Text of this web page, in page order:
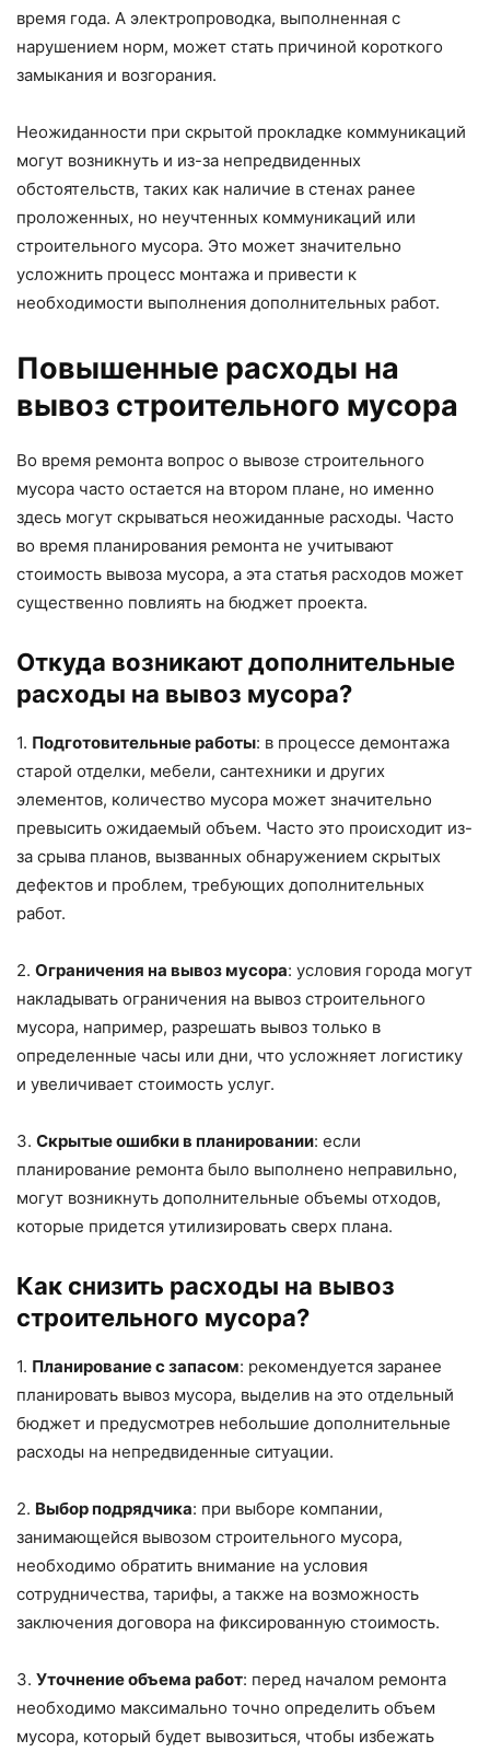
время года. А электропроводка, выполненная с
нарушением норм, может стать причиной короткого
замыкания и возгорания.
Неожиданности при скрытой прокладке коммуникаций
могут возникнуть и из-за непредвиденных
обстоятельств, таких как наличие в стенах ранее
проложенных, но неучтенных коммуникаций или
строительного мусора. Это может значительно
усложнить процесс монтажа и привести к
необходимости выполнения дополнительных работ.
Повышенные расходы на
вывоз строительного мусора
Во время ремонта вопрос о вывозе строительного
мусора часто остается на втором плане, но именно
здесь могут скрываться неожиданные расходы. Часто
во время планирования ремонта не учитывают
стоимость вывоза мусора, а эта статья расходов может
существенно повлиять на бюджет проекта.
Откуда возникают дополнительные
расходы на вывоз мусора?
1. Подготовительные работы: в процессе демонтажа
старой отделки, мебели, сантехники и других
элементов, количество мусора может значительно
превысить ожидаемый объем. Часто это происходит из-
за срыва планов, вызванных обнаружением скрытых
дефектов и проблем, требующих дополнительных
работ.
2. Ограничения на вывоз мусора: условия города могут
накладывать ограничения на вывоз строительного
мусора, например, разрешать вывоз только в
определенные часы или дни, что усложняет логистику
и увеличивает стоимость услуг.
3. Скрытые ошибки в планировании: если
планирование ремонта было выполнено неправильно,
могут возникнуть дополнительные объемы отходов,
которые придется утилизировать сверх плана.
Как снизить расходы на вывоз
строительного мусора?
1. Планирование с запасом: рекомендуется заранее
планировать вывоз мусора, выделив на это отдельный
бюджет и предусмотрев небольшие дополнительные
расходы на непредвиденные ситуации.
2. Выбор подрядчика: при выборе компании,
занимающейся вывозом строительного мусора,
необходимо обратить внимание на условия
сотрудничества, тарифы, а также на возможность
заключения договора на фиксированную стоимость.
3. Уточнение объема работ: перед началом ремонта
необходимо максимально точно определить объем
мусора, который будет вывозиться, чтобы избежать